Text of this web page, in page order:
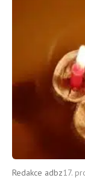
Redakce adbz17.